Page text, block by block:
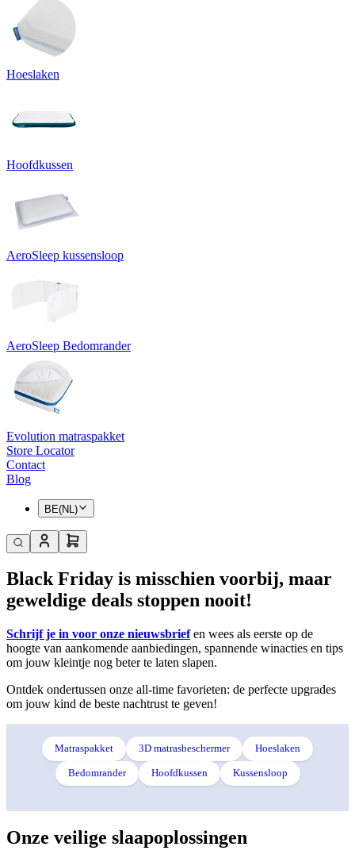
Hoeslaken
Hoofdkussen
AeroSleep kussensloop
AeroSleep Bedomrander
Evolution matraspakket
Store Locator
Contact
Blog
BE(NL)
Black Friday is misschien voorbij, maar
geweldige deals stoppen nooit!
Schrijf je in voor onze nieuwsbriefen wees als eerste op de
hoogte van aankomende aanbiedingen, spannende winacties en tips
om jouw kleintje nog beter te laten slapen.
Ontdek ondertussen onze all-time favorieten: de perfecte upgrades
om jouw kind de beste nachtrust te geven!
Matraspakket 3D matrasbeschermer Hoeslaken
Bedomrander Hoofdkussen Kussensloop
Onze veilige slaapoplossingen